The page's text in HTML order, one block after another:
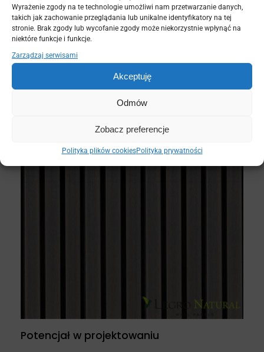
Wyrażenie zgody na te technologie umożliwi nam przetwarzanie danych,
takich jak zachowanie przeglądania lub unikalne identyfikatory na tej
stronie. Brak zgody lub wycofanie zgody może niekorzystnie wpłynąć na
niektóre funkcje i funkcje.
Zarządzaj serwisami
Akceptuję
Odmów
Zobacz preferencje
Polityka plików cookiesPolityka prywatności
i wpływ na środowisko. Inwestorzy coraz częściej
poszukują rozwiązań, które łączą nowoczesny design
z dbałością o planetę.Elewacja kompozytowa
jednocześnie wysoką jakość i atrakcyjny wygląd.
Potencjał w projektowaniu